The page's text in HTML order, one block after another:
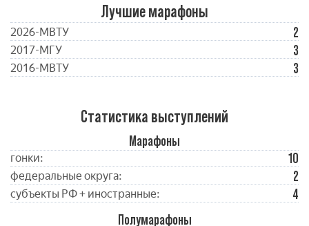
Лучшие марафоны
2026-МВТУ 2
2017-МГУ 3
2016-МВТУ 3
Статистика выступлений
Марафоны
гонки: 10
федеральные округа: 2
субъекты РФ + иностранные:
4
Полумарафоны